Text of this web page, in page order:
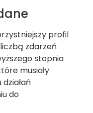
profil
zdarzeń
stopnia
musiały
do